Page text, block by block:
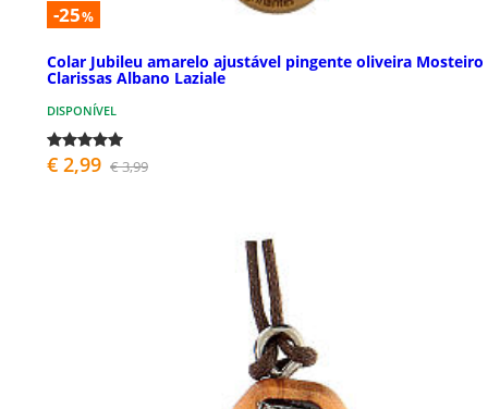
-25%
Colar Jubileu amarelo ajustável pingente oliveira Mosteiro
Clarissas Albano Laziale
DISPONÍVEL
€ 2,99 € 3,99